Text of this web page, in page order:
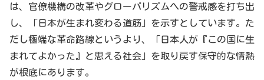
は、官僚機構の改革やグローバリズムへの警戒感を打ち出
し、「日本が生まれ変わる道筋」を示すとしています。た
だし極端な革命路線というより、「日本人が『この国に生
まれてよかった』と思える社会」を取り戻す保守的な情熱
が根底にあります。